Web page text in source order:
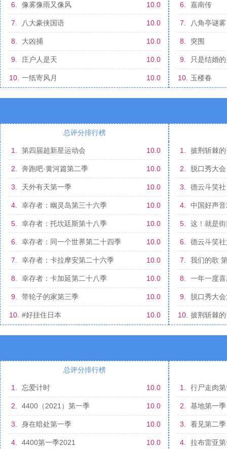
6. 像雾像雨又像风 10.0
7. 八大豪侠国语 10.0
8. 大凶捕 10.0
9. 庄户人是天 10.0
10. 一纸寄风月 10.0
6. 嘉南传
7. 八角亭谜雾
8. 突围
9. 只是结婚
10. 玉楼春
总评分排行榜
1. 第四届超新星运动会 10.0
2. 奔跑吧·黄河篇第二季 10.0
3. 天外有天第一季 10.0
4. 幸存者：幽灵岛第三十六季 10.0
5. 幸存者：托坎廷斯第十八季 10.0
6. 幸存者：同一个世界第二十四季 10.0
7. 幸存者：卡拉摩安第二十六季 10.0
8. 幸存者：卡加延第二十八季 10.0
9. 带轮子的家第三季 10.0
10. #好挂住日本 10.0
1. 披荆斩棘
2. 脱口秀大
3. 德云斗笑
4. 中国好声
5. 这！就是
6. 德云斗笑
7. 我们的歌
8. 一年一度
9. 脱口秀大
10. 披荆斩棘
总评分排行榜
1. 忘爱计时 10.0
2. 4400（2021）第一季 10.0
3. 身在暗处第一季 10.0
4. 4400第一季2021 10.0
1. 行尸走肉
2. 基地第一季
3. 看见第二季
4. 拉布雷亚